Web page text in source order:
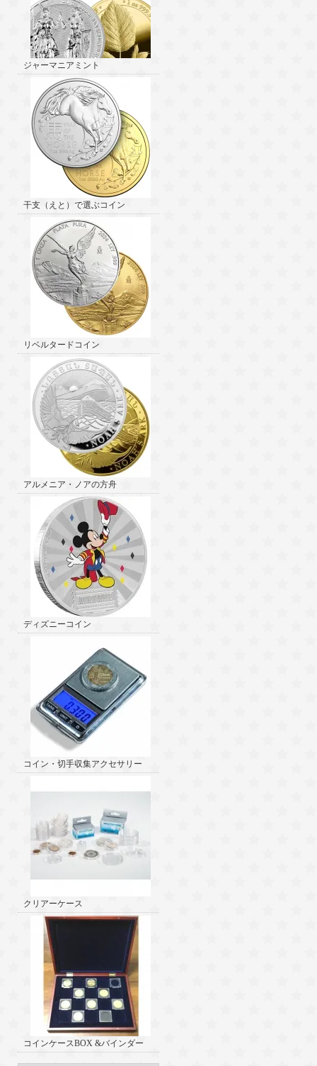
ジャーマニアミント
干支（えと）で選ぶコイン
リベルタードコイン
アルメニア・ノアの方舟
ディズニーコイン
コイン・切手収集アクセサリー
クリアーケース
コインケースBOX &バインダー